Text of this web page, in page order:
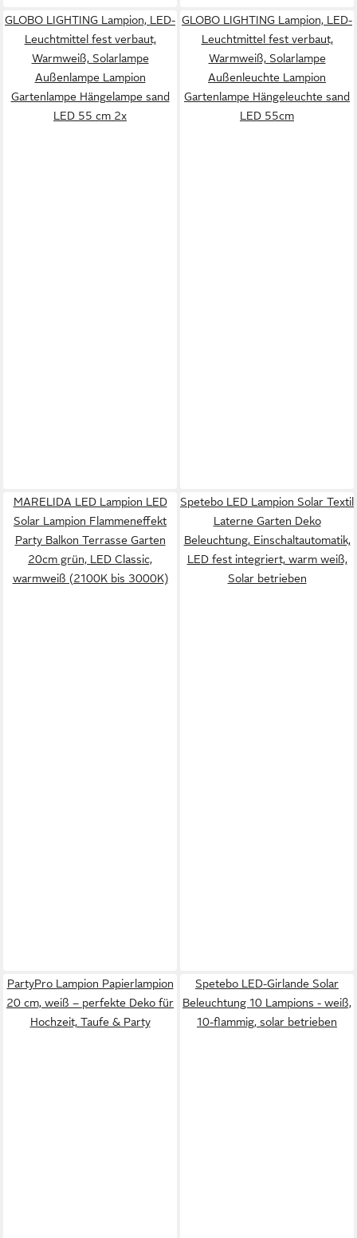
GLOBO LIGHTING Lampion, LED-
Leuchtmittel fest verbaut,
Warmweiß, Solarlampe
Außenlampe Lampion
Gartenlampe Hängelampe sand
LED 55 cm 2x
GLOBO LIGHTING Lampion, LED-
Leuchtmittel fest verbaut,
Warmweiß, Solarlampe
Außenleuchte Lampion
Gartenlampe Hängeleuchte sand
LED 55cm
MARELIDA LED Lampion LED
Solar Lampion Flammeneffekt
Party Balkon Terrasse Garten
20cm grün, LED Classic,
warmweiß (2100K bis 3000K)
Spetebo LED Lampion Solar Textil
Laterne Garten Deko
Beleuchtung, Einschaltautomatik,
LED fest integriert, warm weiß,
Solar betrieben
PartyPro Lampion Papierlampion
20 cm, weiß – perfekte Deko für
Hochzeit, Taufe & Party
Spetebo LED-Girlande Solar
Beleuchtung 10 Lampions - weiß,
10-flammig, solar betrieben